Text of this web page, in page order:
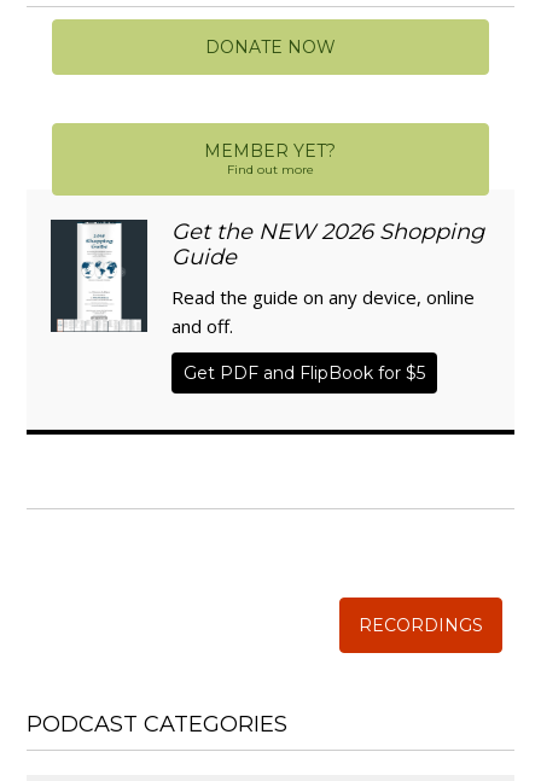
DONATE NOW
MEMBER YET?
Find out more
Get the NEW 2026 Shopping
Guide
Read the guide on any device, online
and off.
Get PDF and FlipBook for $5
RECORDINGS
PODCAST CATEGORIES